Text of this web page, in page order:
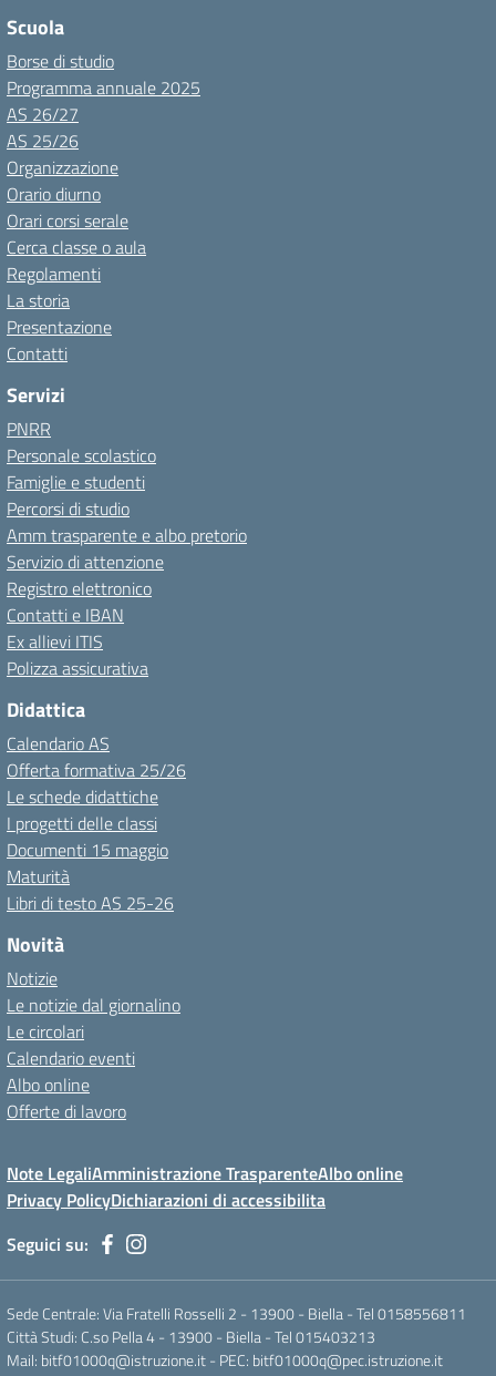
Scuola
Borse di studio
Programma annuale 2025
AS 26/27
AS 25/26
Organizzazione
Orario diurno
Orari corsi serale
Cerca classe o aula
Regolamenti
La storia
Presentazione
Contatti
Servizi
PNRR
Personale scolastico
Famiglie e studenti
Percorsi di studio
Amm trasparente e albo pretorio
Servizio di attenzione
Registro elettronico
Contatti e IBAN
Ex allievi ITIS
Polizza assicurativa
Didattica
Calendario AS
Offerta formativa 25/26
Le schede didattiche
I progetti delle classi
Documenti 15 maggio
Maturità
Libri di testo AS 25-26
Novità
Notizie
Le notizie dal giornalino
Le circolari
Calendario eventi
Albo online
Offerte di lavoro
Note LegaliAmministrazione TrasparenteAlbo online
Privacy PolicyDichiarazioni di accessibilita
Seguici su:
Sede Centrale: Via Fratelli Rosselli 2 - 13900 - Biella - Tel 0158556811
Città Studi: C.so Pella 4 - 13900 - Biella - Tel 015403213
Mail: bitf01000q@istruzione.it- PEC: bitf01000q@pec.istruzione.it